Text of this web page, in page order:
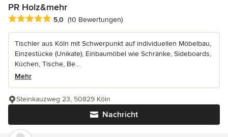
PR Holz&mehr
Durchschnittliche Bewertung: 5 von 5 Sternen
5,0 (10 Bewertungen)
Tischler aus Köln mit Schwerpunkt auf individuellen Möbelbau,
Einzestücke (Unikate), Einbaumöbel wie Schränke, Sideboards,
Küchen, Tische, Be...
Mehr
Nachricht
Steinkauzweg 23, 50829 Köln